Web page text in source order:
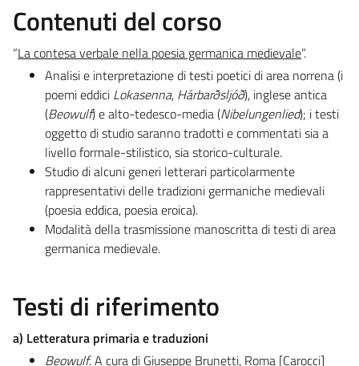
Contenuti del corso
“La contesa verbale nella poesia germanica medievale”.
Analisi e interpretazione di testi poetici di area norrena (i
poemi eddici Lokasenna, Hárbarðsljóð), inglese antica
(Beowulf) e alto-tedesco-media (Nibelungenlied); i testi
oggetto di studio saranno tradotti e commentati sia a
livello formale-stilistico, sia storico-culturale.
Studio di alcuni generi letterari particolarmente
rappresentativi delle tradizioni germaniche medievali
(poesia eddica, poesia eroica).
Modalità della trasmissione manoscritta di testi di area
germanica medievale.
Testi di riferimento
a) Letteratura primaria e traduzioni
Beowulf. A cura di Giuseppe Brunetti, Roma [Carocci]